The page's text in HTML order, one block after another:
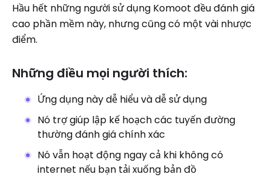
Hầu hết những người sử dụng Komoot đều đánh giá
cao phần mềm này, nhưng cũng có một vài nhược
điểm.
Những điều mọi người thích:
Ứng dụng này dễ hiểu và dễ sử dụng
Nó trợ giúp lập kế hoạch các tuyến đường
thường đánh giá chính xác
Nó vẫn hoạt động ngay cả khi không có
internet nếu bạn tải xuống bản đồ